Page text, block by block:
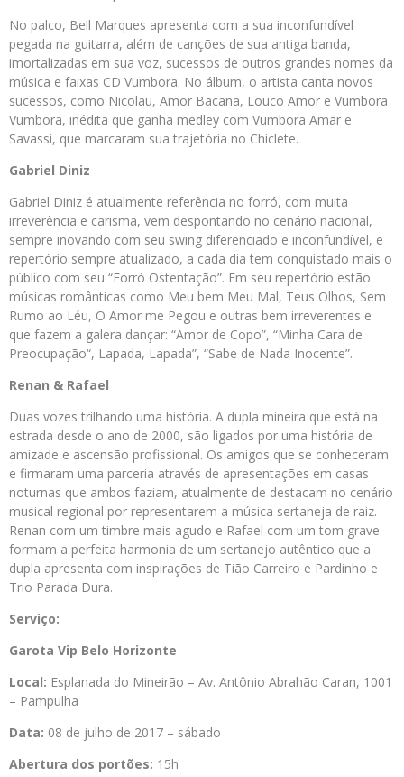
No palco, Bell Marques apresenta com a sua inconfundível
pegada na guitarra, além de canções de sua antiga banda,
imortalizadas em sua voz, sucessos de outros grandes nomes da
música e faixas CD Vumbora. No álbum, o artista canta novos
sucessos, como Nicolau, Amor Bacana, Louco Amor e Vumbora
Vumbora, inédita que ganha medley com Vumbora Amar e
Savassi, que marcaram sua trajetória no Chiclete.
Gabriel Diniz
Gabriel Diniz é atualmente referência no forró, com muita
irreverência e carisma, vem despontando no cenário nacional,
sempre inovando com seu swing diferenciado e inconfundível, e
repertório sempre atualizado, a cada dia tem conquistado mais o
público com seu “Forró Ostentação”. Em seu repertório estão
músicas românticas como Meu bem Meu Mal, Teus Olhos, Sem
Rumo ao Léu, O Amor me Pegou e outras bem irreverentes e
que fazem a galera dançar: “Amor de Copo”, “Minha Cara de
Preocupação“, Lapada, Lapada”, “Sabe de Nada Inocente”.
Renan & Rafael
Duas vozes trilhando uma história. A dupla mineira que está na
estrada desde o ano de 2000, são ligados por uma história de
amizade e ascensão profissional. Os amigos que se conheceram
e firmaram uma parceria através de apresentações em casas
noturnas que ambos faziam, atualmente de destacam no cenário
musical regional por representarem a música sertaneja de raiz.
Renan com um timbre mais agudo e Rafael com um tom grave
formam a perfeita harmonia de um sertanejo autêntico que a
dupla apresenta com inspirações de Tião Carreiro e Pardinho e
Trio Parada Dura.
Serviço:
Garota Vip Belo Horizonte
Local: Esplanada do Mineirão – Av. Antônio Abrahão Caran, 1001
– Pampulha
Data: 08 de julho de 2017 – sábado
Abertura dos portões: 15h